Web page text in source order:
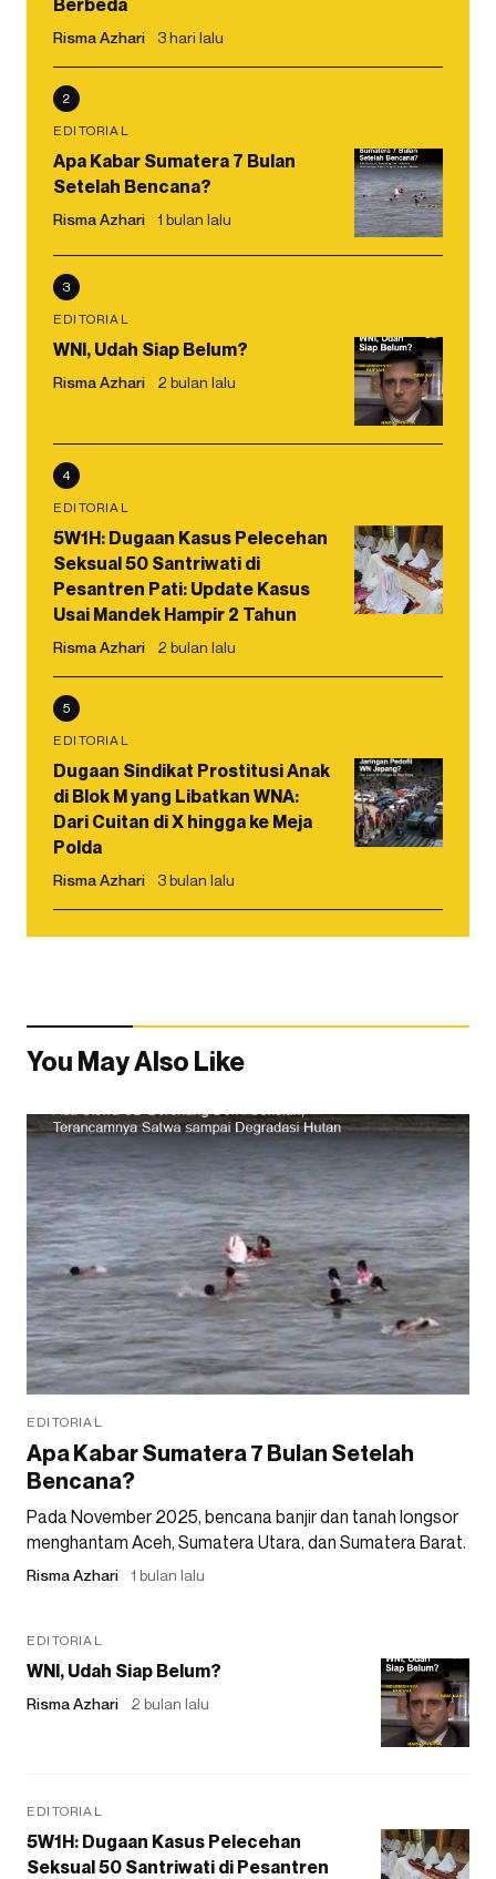
Risma Azhari 3 hari lalu
2
EDITORIAL
Apa Kabar Sumatera 7 Bulan
Setelah Bencana?
Risma Azhari 1 bulan lalu
3
EDITORIAL
WNI, Udah Siap Belum?
Risma Azhari 2 bulan lalu
4
EDITORIAL
5W1H: Dugaan Kasus Pelecehan
Seksual 50 Santriwati di
Pesantren Pati: Update Kasus
Usai Mandek Hampir 2 Tahun
Risma Azhari 2 bulan lalu
5
EDITORIAL
Dugaan Sindikat Prostitusi Anak
di Blok M yang Libatkan WNA:
Dari Cuitan di X hingga ke Meja
Polda
Risma Azhari 3 bulan lalu
You May Also Like
EDITORIAL
Apa Kabar Sumatera 7 Bulan Setelah
Bencana?
Pada November 2025, bencana banjir dan tanah longsor
menghantam Aceh, Sumatera Utara, dan Sumatera Barat.
Risma Azhari 1 bulan lalu
EDITORIAL
WNI, Udah Siap Belum?
Risma Azhari 2 bulan lalu
EDITORIAL
5W1H: Dugaan Kasus Pelecehan
Seksual 50 Santriwati di Pesantren